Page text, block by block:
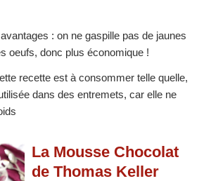
: on ne gaspille pas de jaunes
oeufs, donc plus économique !
recette est à consommer telle quelle,
dans des entremets, car elle ne
La Mousse Chocolat
de Thomas Keller